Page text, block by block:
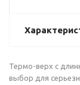
Термо-верх с
выбор для